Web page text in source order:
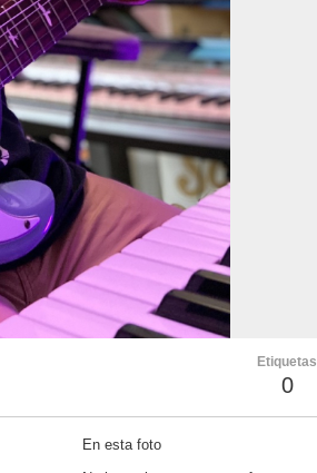
Etiquetas
0
En esta foto